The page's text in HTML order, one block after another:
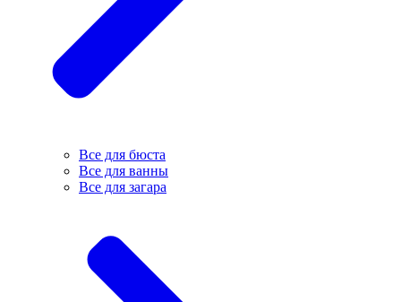
Все для бюста
Все для ванны
Все для загара